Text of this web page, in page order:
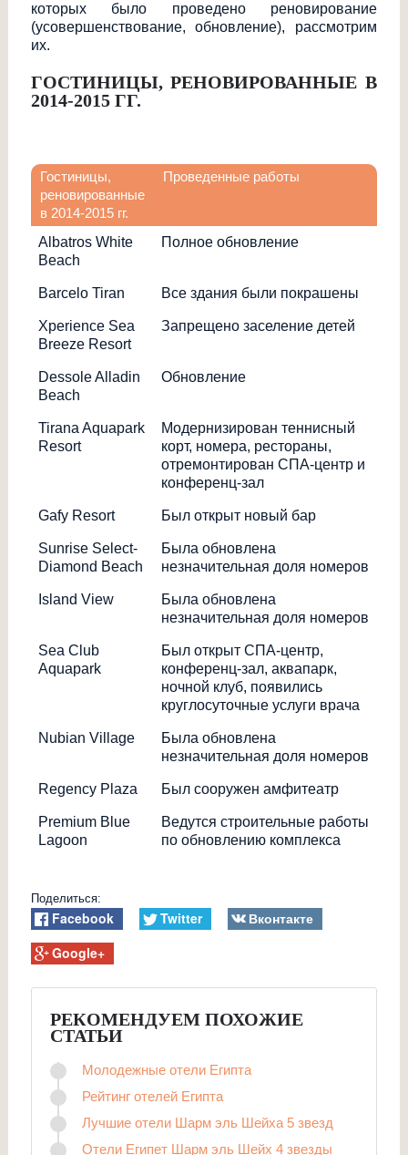
которых было проведено реновирование
(усовершенствование, обновление), рассмотрим
их.
ГОСТИНИЦЫ, РЕНОВИРОВАННЫЕ В
2014-2015 ГГ.
Гостиницы,
реновированные
в 2014-2015 гг.
Проведенные работы
Albatros White
Beach
Полное обновление
Barcelo Tiran Все здания были покрашены
Xperience Sea
Breeze Resort
Запрещено заселение детей
Dessole Alladin
Beach
Обновление
Tirana Aquapark
Resort
Модернизирован теннисный
корт, номера, рестораны,
отремонтирован СПА-центр и
конференц-зал
Gafy Resort Был открыт новый бар
Sunrise Select-
Diamond Beach
Была обновлена
незначительная доля номеров
Island View
Была обновлена
незначительная доля номеров
Sea Club
Aquapark
Был открыт СПА-центр,
конференц-зал, аквапарк,
ночной клуб, появились
круглосуточные услуги врача
Nubian Village
Была обновлена
незначительная доля номеров
Regency Plaza Был сооружен амфитеатр
Premium Blue
Lagoon
Ведутся строительные работы
по обновлению комплекса
Поделиться:
Facebook Twitter
Вконтакте
Google+
РЕКОМЕНДУЕМ ПОХОЖИЕ
СТАТЬИ
Молодежные отели Египта
Рейтинг отелей Египта
Лучшие отели Шарм эль Шейха 5 звезд
Отели Египет Шарм эль Шейх 4 звезды